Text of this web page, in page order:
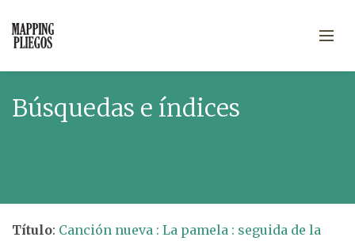
Búsquedas e índices
Título: Canción nueva : La pamela : seguida de la